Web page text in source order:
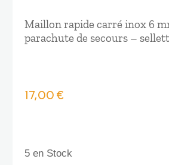
Maillon rapide carré inox 6
parachute de secours –
17,00€
5 en Stock